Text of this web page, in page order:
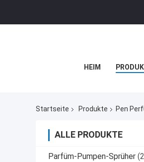
HEIM
Startseite Produkte Pen
ALLE PRODUKTE
Parfüm-Pumpen-Sprüher